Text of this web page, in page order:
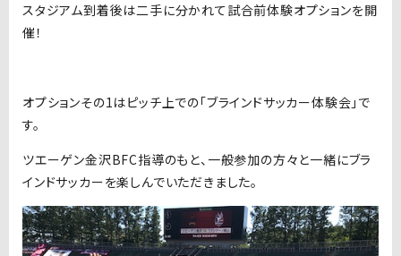
スタジアム到着後は二手に分かれて試合前体験オプションを開
催！
オプションその1はピッチ上での「ブラインドサッカー体験会」で
す。
ツエーゲン金沢BFC指導のもと、一般参加の方々と一緒にブラ
インドサッカーを楽しんでいただきました。